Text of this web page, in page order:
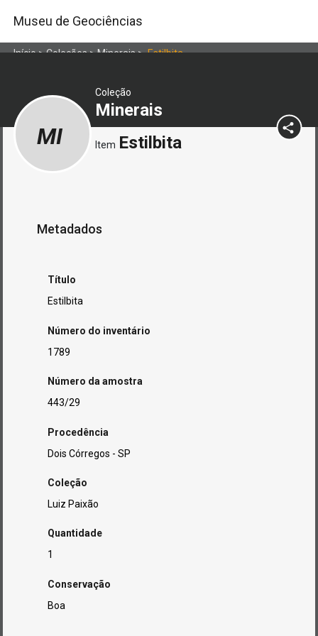
Museu de Geociências
Início>Coleções>Minerais>Estilbita
Coleção
Minerais
MI Item Estilbita
Metadados
Título
Estilbita
Número do inventário
1789
Número da amostra
443/29
Procedência
Dois Córregos - SP
Coleção
Luiz Paixão
Quantidade
1
Conservação
Boa